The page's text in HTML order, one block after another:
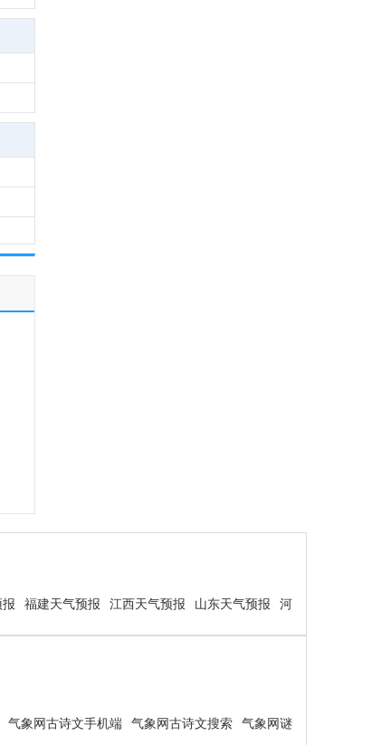
福建天气预报 江西天气预报 山东天气预报
河
气象网古诗文手机端 气象网古诗文搜索
气象网谜